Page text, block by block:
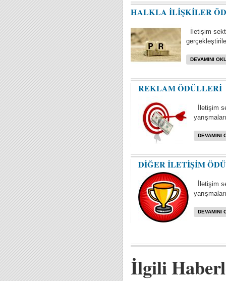
HALKLA İLİŞKİLER
İletişim
DEVAMINI
REKLAM ÖDÜLLERİ
İletişim
DEVAMINI
DİĞER İLETİŞİM
İletişim
DEVAMINI
İlgili